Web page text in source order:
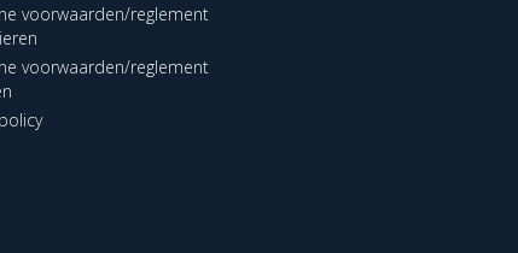
voorwaarden/reglement
voorwaarden/reglement